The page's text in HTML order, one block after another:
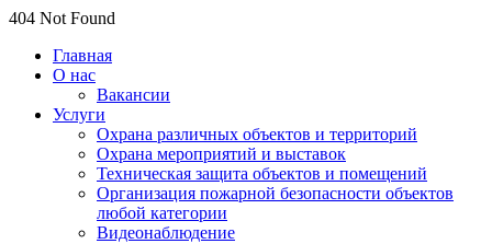
404 Not Found
Главная
О нас
Вакансии
Услуги
Охрана различных объектов и территорий
Охрана мероприятий и выставок
Техническая защита объектов и помещений
Организация пожарной безопасности объектов
любой категории
Видеонаблюдение